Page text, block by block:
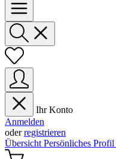
Ihr Konto
Anmelden
oderregistrieren
Übersicht Persönliches Profil